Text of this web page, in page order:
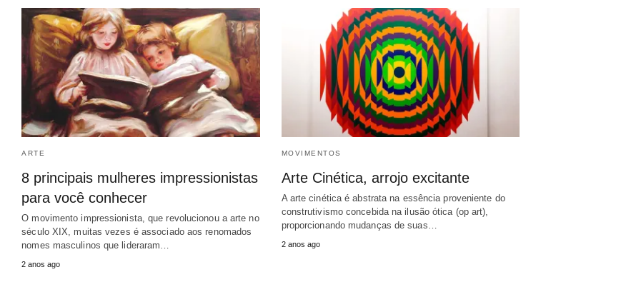
ARTE
8 principais mulheres impressionistas
para você conhecer
O movimento impressionista, que revolucionou a arte no
século XIX, muitas vezes é associado aos renomados
nomes masculinos que lideraram…
2 anos ago
MOVIMENTOS
Arte Cinética, arrojo excitante
A arte cinética é abstrata na essência proveniente do
construtivismo concebida na ilusão ótica (op art),
proporcionando mudanças de suas…
2 anos ago